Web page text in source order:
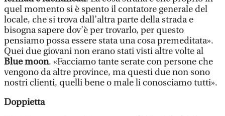
quel momento si è spento il contatore generale del
locale, che si trova dall’altra parte della strada e
bisogna sapere dov’è per trovarlo, per questo
pensiamo possa essere stata una cosa premeditata».
Quei due giovani non erano stati visti altre volte al
Blue moon. «Facciamo tante serate con persone che
vengono da altre province, ma questi due non sono
nostri clienti, quelli bene o male li conosciamo tutti».
Doppietta